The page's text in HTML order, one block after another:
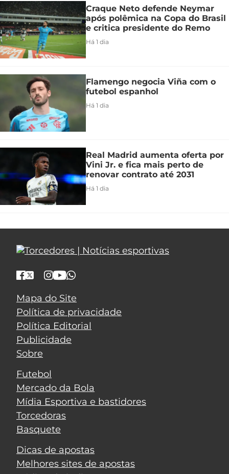
Craque Neto defende Neymar
após polêmica na Copa do Brasil
e critica presidente do Remo
Há 1 dia
Flamengo negocia Viña com o
futebol espanhol
Há 1 dia
Real Madrid aumenta oferta por
Vini Jr. e fica mais perto de
renovar contrato até 2031
Há 1 dia
Mapa do Site
Política de privacidade
Política Editorial
Publicidade
Sobre
Futebol
Mercado da Bola
Mídia Esportiva e bastidores
Torcedoras
Basquete
Dicas de apostas
Melhores sites de apostas